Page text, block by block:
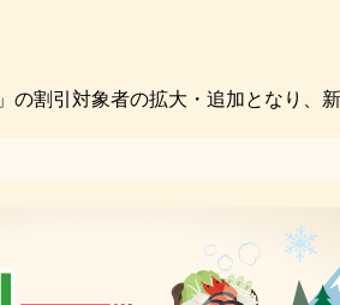
」の割引対象者の拡大・追加となり、